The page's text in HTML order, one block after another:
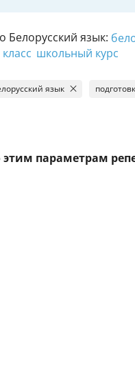
Белорусский язык:
школьный курс
язык
этим параметрам